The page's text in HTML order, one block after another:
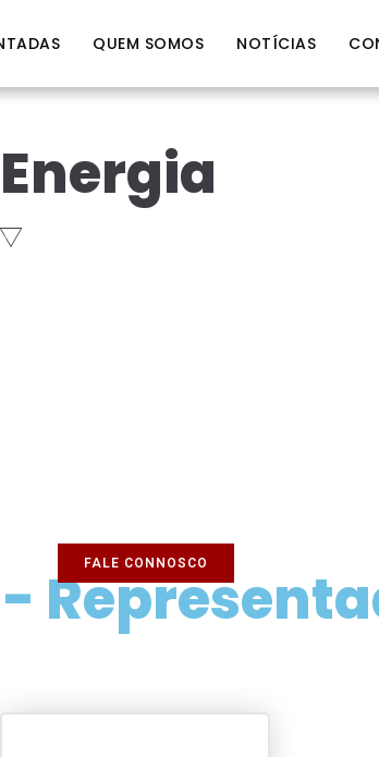
QUEM SOMOS NOTÍCIAS
Energia
- FALE CONNOSCO